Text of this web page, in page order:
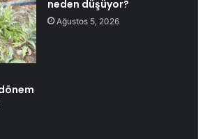
neden düşüyor?
Ağustos 5, 2026